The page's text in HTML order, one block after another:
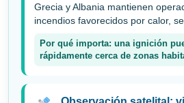
Grecia y Albania mantienen
incendios favorecidos por calor,
Por qué importa: una ignición
rápidamente cerca de zonas